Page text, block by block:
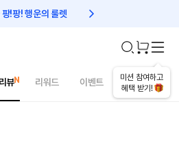
팡!팡! 행운의 룰렛 친구초대 1만원 리워드!
미션 참여하고
혜택 받기!
뷰 리워드 이벤트 건강매거진